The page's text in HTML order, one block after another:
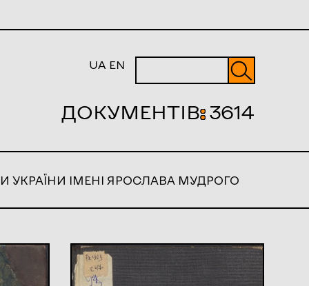
UA EN
ДОКУМЕНТІВ:3614
УКРАЇНИ ІМЕНІ ЯРОСЛАВА МУДРОГО